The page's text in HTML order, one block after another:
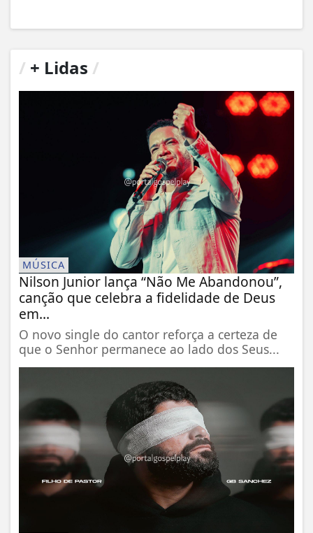
/ + Lidas /
MÚSICA
Nilson Junior lança “Não Me Abandonou”,
canção que celebra a fidelidade de Deus
em...
O novo single do cantor reforça a certeza de
que o Senhor permanece ao lado dos Seus...